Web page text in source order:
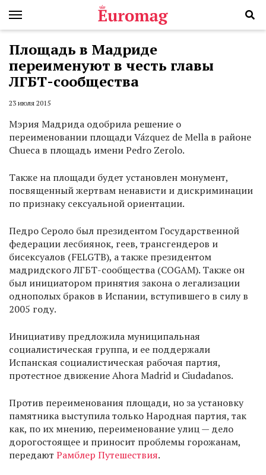
Площадь в Мадриде
переименуют в честь главы
ЛГБТ-сообщества
23 июля 2015
Мэрия Мадрида одобрила решение о
переименовании площади Vázquez de Mella в районе
Chueca в площадь имени Pedro Zerolo.
Также на площади будет установлен монумент,
посвященный жертвам ненависти и дискриминации
по признаку сексуальной ориентации.
Педро Сероло был президентом Государственной
федерации лесбиянок, геев, трансгендеров и
бисексуалов (FELGTB), а также президентом
мадридского ЛГБТ-сообщества (COGAM). Также он
был инициатором принятия закона о легализации
однополых браков в Испании, вступившего в силу в
2005 году.
Инициативу предложила муниципальная
социалистическая группа, и ее поддержали
Испанская социалистическая рабочая партия,
протестное движение Ahora Madrid и Ciudadanos.
Против переименования площади, но за установку
памятника выступила только Народная партия, так
как, по их мнению, переименование улиц — дело
дорогостоящее и приносит проблемы горожанам,
передают Рамблер Путешествия.